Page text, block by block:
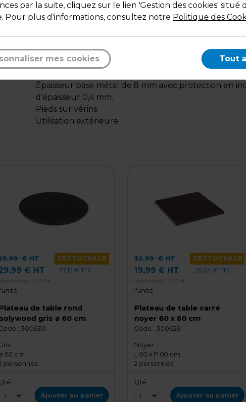
Description
Finition en métal inox brossé.
Fixation plateau pliable, pied empilable.
Platine de fixation plateau de 30 x 30 cm.
Épaisseur base métal de 8 mm avec protection en
d'épaisseur 0,4 mm.
Pieds sur vérins.
Utilisation extérieure.
€ HT DÉSTOCKAGE
€ HT
37,12 € TTC
éco-mob.
0,94 €
l'unité
de table rond
polywood gris ø 60 cm
: 300630
ø 60 cm
personnes
Ajouter au panier
32,99€ HT DÉSTOCKAGE
19,99 € HT
26,05 € TTC
+ éco-mob.
1,72 €
l'unité
Plateau de table carré
noyer 60 x 60 cm
Code : 300629
Noyer
L 60 x P 60 cm
2 personnes
Qté
Ajouter au panier
par la suite, cliquez sur le lien 'Gestion des cookies' situé
Pour plus d'informations, consultez notre Politique des
mes cookies Tout